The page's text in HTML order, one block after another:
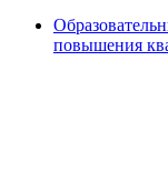
повышения